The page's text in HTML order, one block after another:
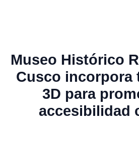
Museo Histórico
Cusco incorpora
3D para
accesibilidad